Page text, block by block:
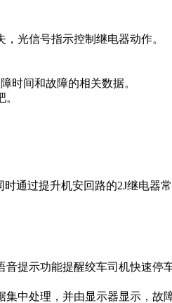
光信号指示控制继电器动作。
间和故障的相关数据。
过提升机安回路的2J继电器
提示功能提醒绞车司机快速停车
处理，并由显示器显示，故